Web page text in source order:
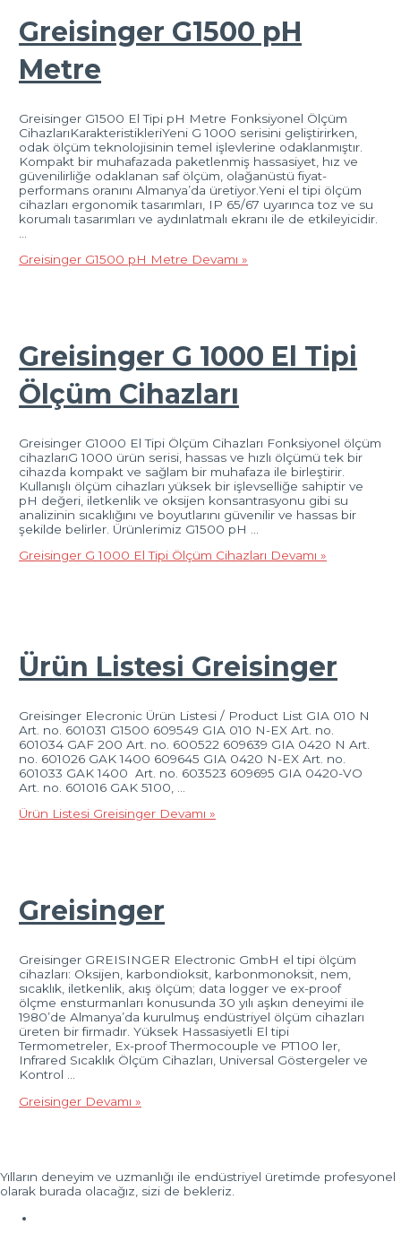
Greisinger G1500 pH
Metre
Greisinger G1500 El Tipi pH Metre Fonksiyonel Ölçüm
CihazlarıKarakteristikleriYeni G 1000 serisini geliştirirken,
odak ölçüm teknolojisinin temel işlevlerine odaklanmıştır.
Kompakt bir muhafazada paketlenmiş hassasiyet, hız ve
güvenilirliğe odaklanan saf ölçüm, olağanüstü fiyat-
performans oranını Almanya’da üretiyor.Yeni el tipi ölçüm
cihazları ergonomik tasarımları, IP 65/67 uyarınca toz ve su
korumalı tasarımları ve aydınlatmalı ekranı ile de etkileyicidir.
Greisinger G1500 pH Metre Devamı »
Greisinger G 1000 El Tipi
Ölçüm Cihazları
Greisinger G1000 El Tipi Ölçüm Cihazları Fonksiyonel ölçüm
cihazlarıG 1000 ürün serisi, hassas ve hızlı ölçümü tek bir
cihazda kompakt ve sağlam bir muhafaza ile birleştirir.
Kullanışlı ölçüm cihazları yüksek bir işlevselliğe sahiptir ve
pH değeri, iletkenlik ve oksijen konsantrasyonu gibi su
analizinin sıcaklığını ve boyutlarını güvenilir ve hassas bir
şekilde belirler. Ürünlerimiz G1500 pH …
Greisinger G 1000 El Tipi Ölçüm Cihazları Devamı »
Ürün Listesi Greisinger
Greisinger Elecronic Ürün Listesi / Product List GIA 010 N
Art. no. 601031 G1500 609549 GIA 010 N-EX Art. no.
601034 GAF 200 Art. no. 600522 609639 GIA 0420 N Art.
no. 601026 GAK 1400 609645 GIA 0420 N-EX Art. no.
601033 GAK 1400 Art. no. 603523 609695 GIA 0420-VO
Art. no. 601016 GAK 5100, …
Ürün Listesi Greisinger Devamı »
Greisinger
Greisinger GREISINGER Electronic GmbH el tipi ölçüm
cihazları: Oksijen, karbondioksit, karbonmonoksit, nem,
sıcaklık, iletkenlik, akış ölçüm; data logger ve ex-proof
ölçme ensturmanları konusunda 30 yılı aşkın deneyimi ile
1980’de Almanya’da kurulmuş endüstriyel ölçüm cihazları
üreten bir firmadır. Yüksek Hassasiyetli El tipi
Termometreler, Ex-proof Thermocouple ve PT100 ler,
Infrared Sıcaklık Ölçüm Cihazları, Universal Göstergeler ve
Kontrol …
Greisinger Devamı »
Yılların deneyim ve uzmanlığı ile endüstriyel üretimde profesyonel
olarak burada olacağız, sizi de bekleriz.